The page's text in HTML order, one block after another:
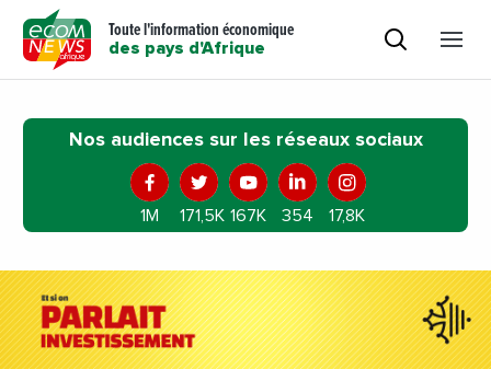
Toute l'information économique
des pays d'Afrique
Nos audiences sur les réseaux sociaux
1M 171,5K 167K 354 17,8K